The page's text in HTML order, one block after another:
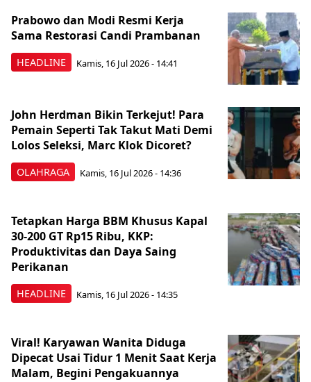
HEADLINE
Prabowo dan Modi Resmi Kerja
Sama Restorasi Candi Prambanan
Kamis, 16 Jul 2026 - 14:41
OLAHRAGA
John Herdman Bikin Terkejut! Para
Pemain Seperti Tak Takut Mati Demi
Lolos Seleksi, Marc Klok Dicoret?
Kamis, 16 Jul 2026 - 14:36
HEADLINE
Tetapkan Harga BBM Khusus Kapal
30-200 GT Rp15 Ribu, KKP:
Produktivitas dan Daya Saing
Perikanan
Kamis, 16 Jul 2026 - 14:35
Viral! Karyawan Wanita Diduga
Dipecat Usai Tidur 1 Menit Saat Kerja
Malam, Begini Pengakuannya